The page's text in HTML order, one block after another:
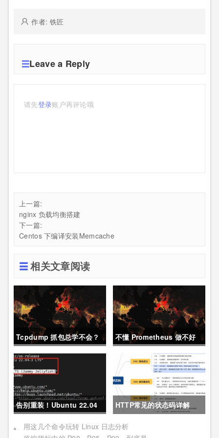
作者: 铁匠
Leave a Reply
请先登录账户再评论哦
上一篇:
nginx 负载均衡搭建
下一篇:
Centos 下编译安装Memcache
相关文章阅读
Tcpdump 抓包总学不会？
这篇保姆级教程，今天可以
拿下！
不懂 Prometheus 做不好
运维？那就来看这一篇干货
吧。
告别重装！Ubuntu 22.04
直升24.04教程，零数据丢
HTTP常见的状态码详解
用这几个命令玩转 Linux 日志分析